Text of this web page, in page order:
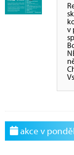
v
akce v